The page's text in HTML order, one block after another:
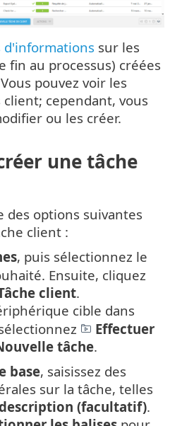
d'informations sur les
fin au processus) créées
pouvez voir les
cependant, vous
ou les créer.
une tâche
des options suivantes
client :
, puis sélectionnez le
Ensuite, cliquez
client.
cible dans
Effectuer
tâche.
base, saisissez des
sur la tâche, telles
(facultatif).